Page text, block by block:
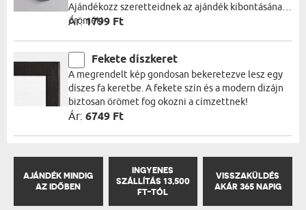
Ajándékozz szeretteidnek az ajándék kibontásának
örömét!
Ár:1799 Ft
Fekete díszkeret
A megrendelt kép gondosan bekeretezve lesz egy
díszes fa keretbe. A fekete szín és a modern dizájn
biztosan örömet fog okozni a címzettnek!
Ár: 6749 Ft
AJÁNDÉK MINDIG
AZ IDŐBEN
INGYENES
SZÁLLÍTÁS 13,500
FT-TÓL
VISSZAKÜLDÉS
AKÁR 365 NAPIG